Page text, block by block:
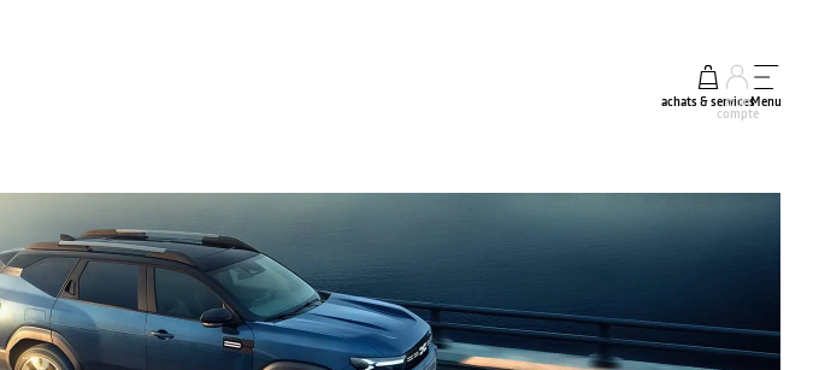
achats & services
mon
compte
Menu